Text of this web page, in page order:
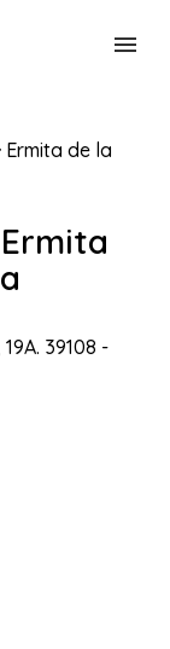
Ermita de la
39108 -